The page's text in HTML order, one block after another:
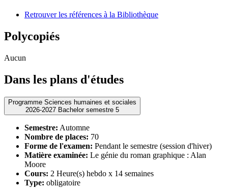
Retrouver les références à la Bibliothèque
Polycopiés
Aucun
Dans les plans d'études
Programme Sciences humaines et sociales
2026-2027 Bachelor semestre 5
Semestre: Automne
Nombre de places: 70
Forme de l'examen: Pendant le semestre (session d'hiver)
Matière examinée: Le génie du roman graphique : Alan
Moore
Cours: 2 Heure(s) hebdo x 14 semaines
Type: obligatoire